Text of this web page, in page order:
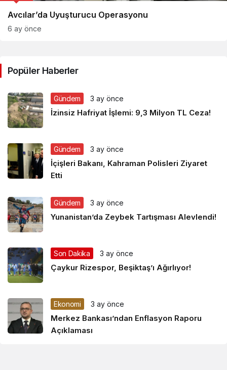
Avcılar’da Uyuşturucu Operasyonu
6 ay önce
Popüler Haberler
Gündem 3 ay önce
İzinsiz Hafriyat İşlemi: 9,3 Milyon TL Ceza!
Gündem 3 ay önce
İçişleri Bakanı, Kahraman Polisleri Ziyaret
Etti
Gündem 3 ay önce
Yunanistan’da Zeybek Tartışması Alevlendi!
Son Dakika 3 ay önce
Çaykur Rizespor, Beşiktaş’ı Ağırlıyor!
Ekonomi 3 ay önce
Merkez Bankası’ndan Enflasyon Raporu
Açıklaması